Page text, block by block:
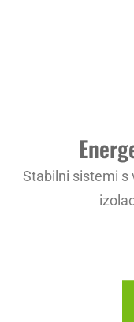
Stabilni sistemi s